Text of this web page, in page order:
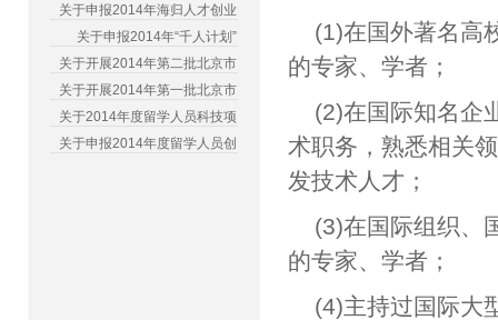
关于申报2014年海归人才创业
关于申报2014年“千人计划”
关于开展2014年第二批北京市
关于开展2014年第一批北京市
关于2014年度留学人员科技项
关于申报2014年度留学人员创
(1)在国外著名高
的专家、学者；
(2)在国际知名企
术职务，熟悉相关
发技术人才；
(3)在国际组织、
的专家、学者；
(4)主持过国际大